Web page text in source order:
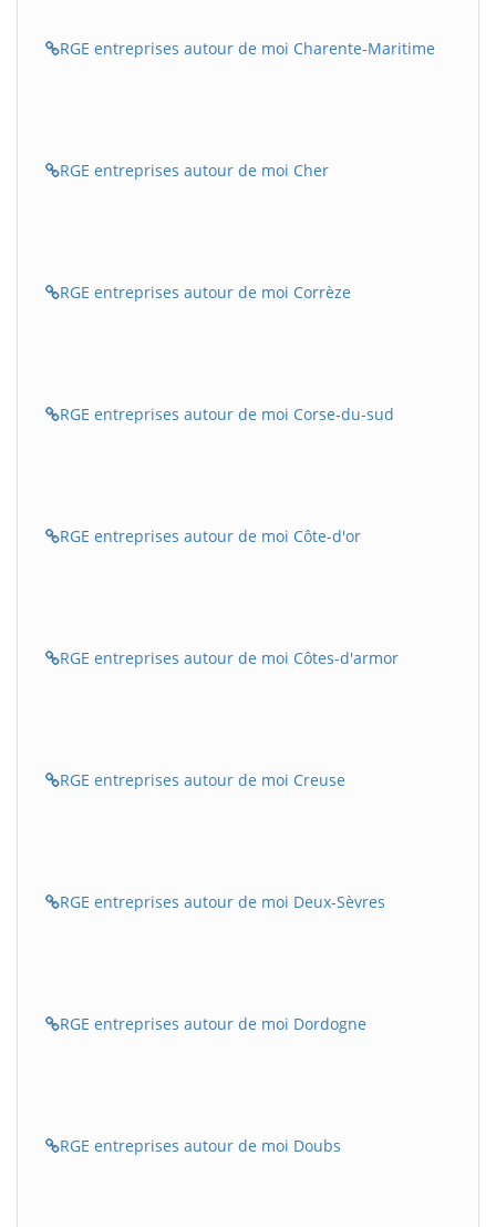
RGE entreprises autour de moi Charente-Maritime
RGE entreprises autour de moi Cher
RGE entreprises autour de moi Corrèze
RGE entreprises autour de moi Corse-du-sud
RGE entreprises autour de moi Côte-d'or
RGE entreprises autour de moi Côtes-d'armor
RGE entreprises autour de moi Creuse
RGE entreprises autour de moi Deux-Sèvres
RGE entreprises autour de moi Dordogne
RGE entreprises autour de moi Doubs